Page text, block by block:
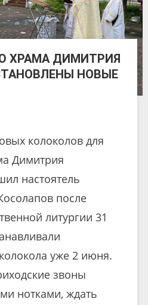
ХРАМА ДИМИТРИЯ
НОВЫЕ
колоколов для
Димитрия
настоятель
после
литургии 31
уже 2 июня.
звоны
нотками, ждать